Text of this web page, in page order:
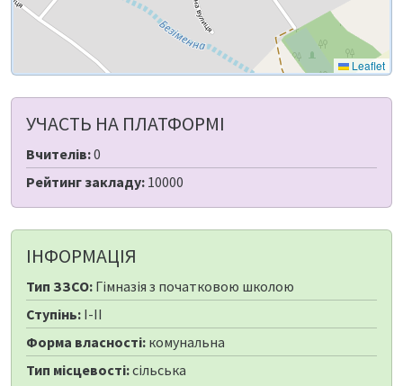
Leaflet
УЧАСТЬ НА ПЛАТФОРМІ
Вчителів:0
Рейтинг закладу: 10000
ІНФОРМАЦІЯ
Тип ЗЗСО: Гімназія з початковою школою
Ступінь: I-II
Форма власності: комунальна
Тип місцевості:сільська